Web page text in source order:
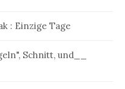
: Einzige Tage
Schnitt, und__